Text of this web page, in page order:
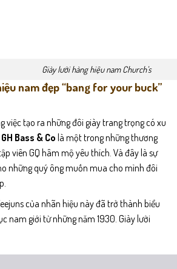
Giày lười hàng hiệu nam Church’s
nam đẹp “bang for your buck”
việc tạo ra những đôi giày trang trọng có xu
GH Bass & Co là một trong những thương
viên GQ hâm mộ yêu thích. Và đây là sự
những quý ông muốn mua cho mình đôi
của nhãn hiệu này đã trở thành biểu
nam giới từ những năm 1930. Giày lười